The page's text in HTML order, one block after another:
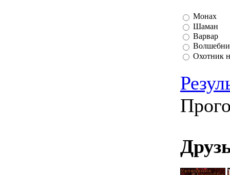
Монах
Шаман
Варвар
Охотник